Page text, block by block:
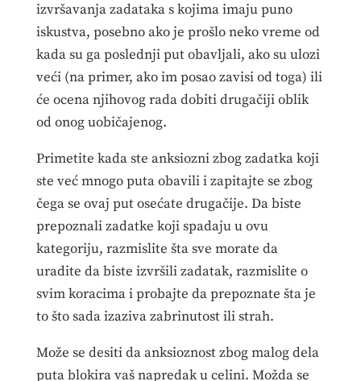
izvršavanja zadataka s kojima imaju puno
iskustva, posebno ako je prošlo neko vreme od
kada su ga poslednji put obavljali, ako su ulozi
veći (na primer, ako im posao zavisi od toga) ili
će ocena njihovog rada dobiti drugačiji oblik
od onog uobičajenog.
Primetite kada ste anksiozni zbog zadatka koji
ste već mnogo puta obavili i zapitajte se zbog
čega se ovaj put osećate drugačije. Da biste
prepoznali zadatke koji spadaju u ovu
kategoriju, razmislite šta sve morate da
uradite da biste izvršili zadatak, razmislite o
svim koracima i probajte da prepoznate šta je
to što sada izaziva zabrinutost ili strah.
Može se desiti da anksioznost zbog malog dela
puta blokira vaš napredak u celini. Možda se